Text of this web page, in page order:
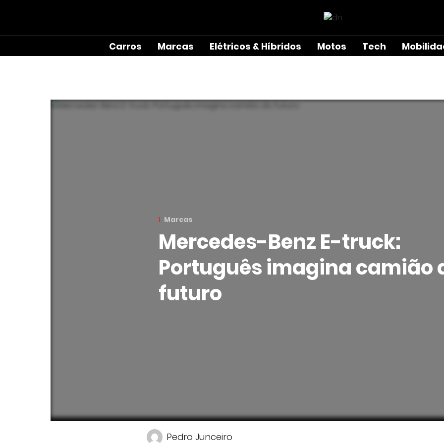
Carros Marcas Elétricos & Híbridos Motos Tech
Marcas
Mercedes-Benz E-truck:
Português imagina camião
futuro
Pedro Junceiro